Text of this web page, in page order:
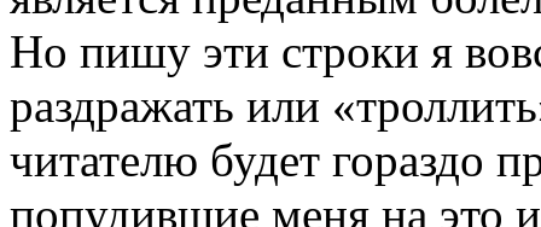
Но пишу эти строки я
раздражать или
читателю будет гораздо
попудившие меня на это